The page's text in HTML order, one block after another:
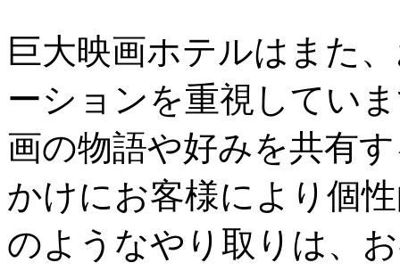
巨大映画ホテルはまた
ーションを重視してい
画の物語や好みを共有
かけにお客様により個
のようなやり取りは、